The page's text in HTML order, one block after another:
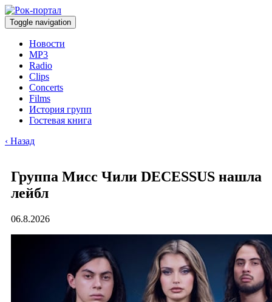
Toggle navigation
Новости
MP3
Radio
Clips
Concerts
Films
История групп
Гостевая книга
‹ Назад
Группа Мисс Чили DECESSUS нашла
лейбл
06.8.2026